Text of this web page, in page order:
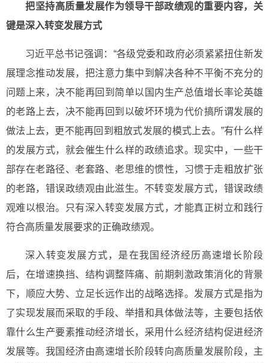
把坚持高质量发展作为领导干部政绩观的重要内容，关
键是深入转变发展方式
习近平总书记强调：“各级党委和政府必须紧紧扭住新发
展理念推动发展，把注意力集中到解决各种不平衡不充分的
问题上来，决不能再回到简单以国内生产总值增长率论英雄
的老路上去，决不能再回到以破坏环境为代价搞所谓发展的
做法上去，更不能再回到粗放式发展的模式上去。”有什么样
的发展方式，就会催生什么样的政绩追求。现实中，一些干
部存在老路径、老套路、老思维的惯性，习惯于走粗放扩张
的老路，错误政绩观由此滋生。不转变发展方式，错误政绩
观难以根治。只有深入转变发展方式，才能真正树立和践行
符合高质量发展要求的正确政绩观。
深入转变发展方式，是在我国经济经历高速增长阶段
后，在增速换挡、结构调整阵痛、前期刺激政策消化的背景
下，顺应大势、立足长远作出的战略选择。发展方式是指为
了实现发展而采取的手段、举措和具体做法等，主要包括依
靠什么生产要素推动经济增长，采用什么经济结构促进经济
发展等。我国经济由高速增长阶段转向高质量发展阶段，主